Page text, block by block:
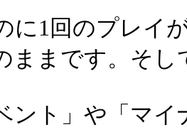
に1回のプレイ
ままです。そし
ント」や「マ